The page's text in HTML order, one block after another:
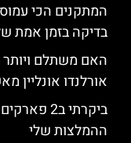
המתקנים הכי
בדיקה בזמן אמת
האם משתלם ויותר
אורלנדו אונליין
ביקרתי
ההמלצות שלי